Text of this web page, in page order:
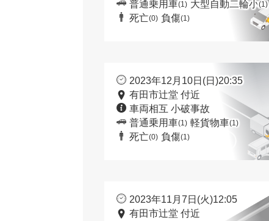
普通乗用車(1) 大型自動二輪小(1)
死亡(0) 負傷(1)
2023年12月10日(日)20:35
有田市辻堂 付近
車両相互 小破事故
普通乗用車(1) 軽貨物車(1)
死亡(0) 負傷(1)
2023年11月7日(火)12:05
有田市辻堂 付近